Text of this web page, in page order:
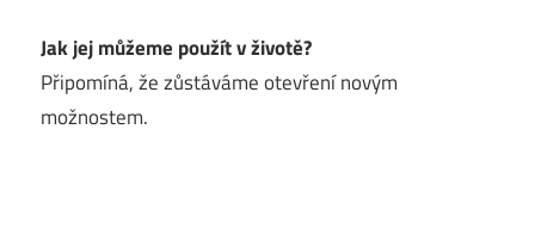
Jak jej můžeme použít v životě?
Připomíná, že zůstáváme otevření novým
možnostem.